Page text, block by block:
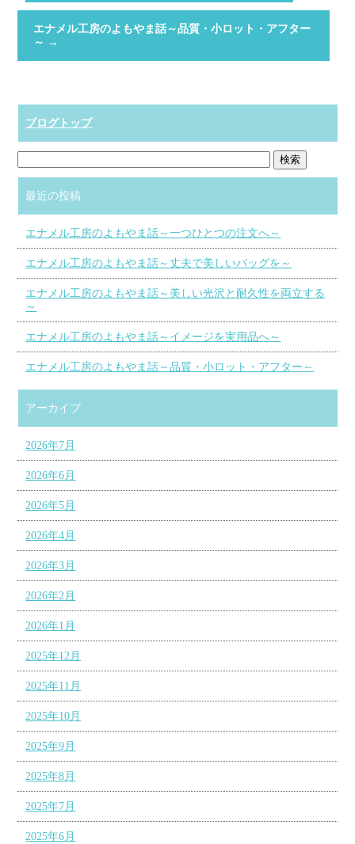
エナメル工房のよもやま話～品質・小ロット・アフター
～ →
ブログトップ
最近の投稿
エナメル工房のよもやま話～一つひとつの注文へ～
エナメル工房のよもやま話～丈夫で美しいバッグを～
エナメル工房のよもやま話～美しい光沢と耐久性を両立する
～
エナメル工房のよもやま話～イメージを実用品へ～
エナメル工房のよもやま話～品質・小ロット・アフター～
アーカイブ
2026年7月
2026年6月
2026年5月
2026年4月
2026年3月
2026年2月
2026年1月
2025年12月
2025年11月
2025年10月
2025年9月
2025年8月
2025年7月
2025年6月